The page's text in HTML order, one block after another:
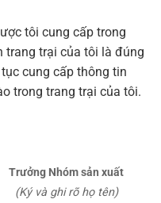
tôi cung cấp trong
trang trại của tôi là đúng
cung cấp thông tin
trong trang trại của tôi.
Trưởng Nhóm sản xuất
(Ký và ghi rõ họ tên)